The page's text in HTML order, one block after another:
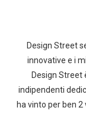
Design Street
innovative e i
Design Street
indipendenti
ha vinto per ben